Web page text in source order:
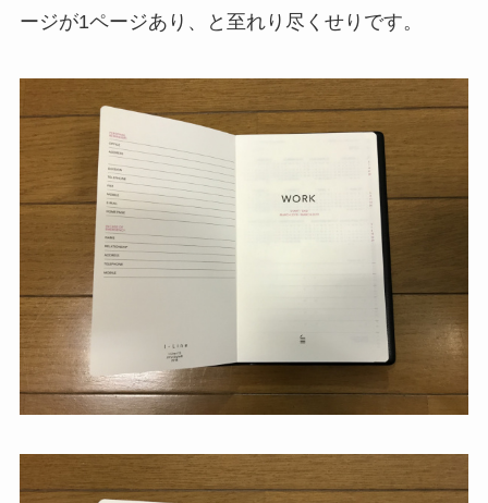
ージが1ページあり、と至れり尽くせりです。